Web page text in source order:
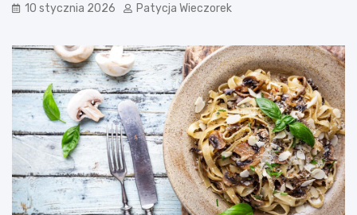
10 stycznia 2026 Patycja Wieczorek